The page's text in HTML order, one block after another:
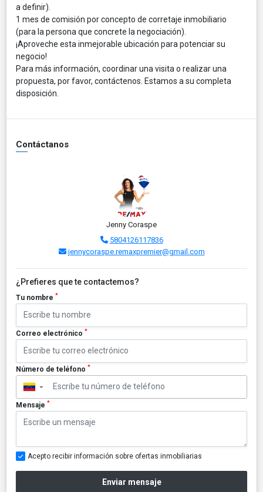
a definir).
​1 mes de comisión por concepto de corretaje inmobiliario
(para la persona que concrete la negociación).
​¡Aproveche esta inmejorable ubicación para potenciar su
negocio!
​Para más información, coordinar una visita o realizar una
propuesta, por favor, contáctenos. Estamos a su completa
disposición.
Contáctanos
Jenny Coraspe
5804126117836
jennycoraspe.remaxpremier@gmail.com
¿Prefieres que te contactemos?
Tu nombre *
Correo electrónico *
Número de teléfono *
▼
Mensaje *
Acepto recibir información sobre ofertas inmobiliarias
Enviar mensaje